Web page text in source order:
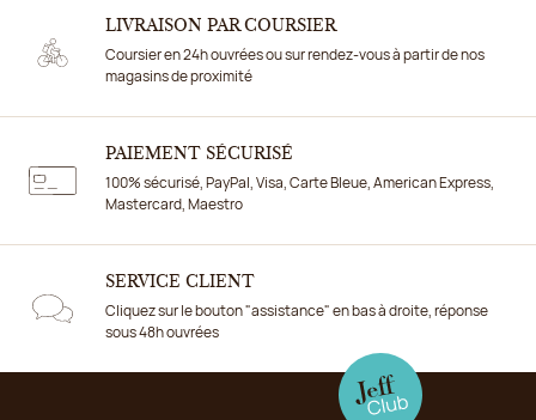
LIVRAISON PAR COURSIER
Coursier en 24h ouvrées ou sur rendez-vous à partir de nos
magasins de proximité
PAIEMENT SÉCURISÉ
100% sécurisé, PayPal, Visa, Carte Bleue, American Express,
Mastercard, Maestro
SERVICE CLIENT
Cliquez sur le bouton "assistance" en bas à droite, réponse
sous 48h ouvrées